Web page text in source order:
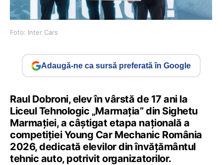
Foto: Inter Cars
Adaugă-ne ca sursă preferată în Google
Raul Dobroni, elev în vârstă de 17 ani la
Liceul Tehnologic „Marmația” din Sighetu
Marmației, a câștigat etapa națională a
competiției Young Car Mechanic România
2026, dedicată elevilor din învățământul
tehnic auto, potrivit organizatorilor.